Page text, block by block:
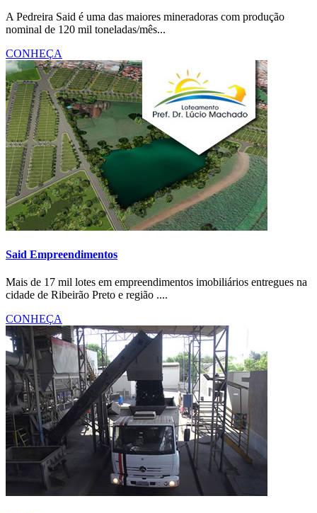
A Pedreira Said é uma das maiores mineradoras com produção
nominal de 120 mil toneladas/mês...
CONHEÇA
Said Empreendimentos
Mais de 17 mil lotes em empreendimentos imobiliários entregues na
cidade de Ribeirão Preto e região ....
CONHEÇA